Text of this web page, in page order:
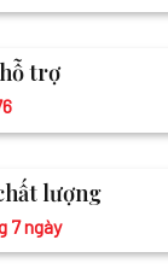
trợ
lượng
7 ngày